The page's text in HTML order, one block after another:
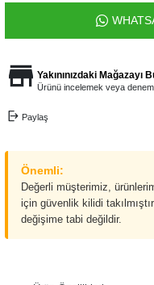
Yakınınızdaki Mağazayı
Ürünü incelemek veya
Paylaş
Önemli:
Değerli müşterimiz,
için güvenlik kilidi
değişime tabi değildir.